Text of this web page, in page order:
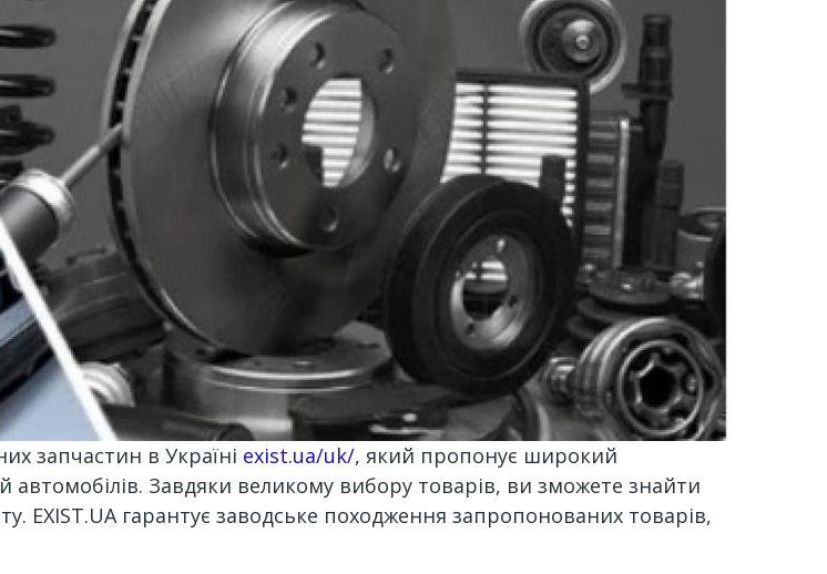
запчастин в Україні exist.ua/uk/, який пропонує широкий
Завдяки великому вибору товарів, ви зможете знайти
EXIST.UA гарантує заводське походження запропонованих товарів,